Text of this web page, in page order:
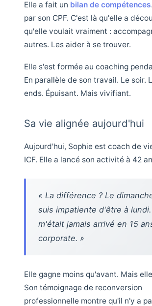
Elle a fait un bilan de compétences
par son CPF. C'est là qu'elle a
qu'elle voulait vraiment :
autres. Les aider à se trouver.
Elle s'est formée au coaching
En parallèle de son travail. Le soir.
ends. Épuisant. Mais vivifiant.
Sa vie alignée aujourd'hui
Aujourd'hui, Sophie est coach de
ICF. Elle a lancé son activité à 42
« La différence ? Le
suis impatiente d'être à
m'était jamais arrivé en 15
corporate. »
Elle gagne moins qu'avant. Mais
Son témoignage de reconversion
professionnelle montre qu'il n'y a